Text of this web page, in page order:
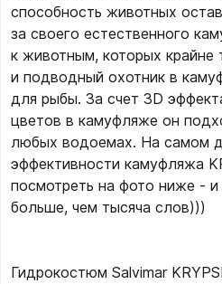
способность животных
за своего естественного
к животным, которых крайне
и подводный охотник в
для рыбы. За счет 3D
цветов в камуфляже он
любых водоемах. На самом
эффективности камуфляжа
посмотреть на фото ниже -
больше, чем тысяча слов)))
Гидрокостюм Salvimar